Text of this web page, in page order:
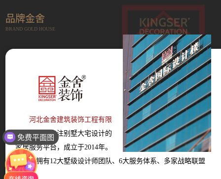
品牌金舍
BRAND GOLD HOUSE
河北金舍建筑装饰工程有限
公司是一家专注别墅大宅设计的
家居服务平台，成立于2014年。
现拥有12大墅级设计师团队、6大服务体系、多家战略联盟
商家。
免费平面图